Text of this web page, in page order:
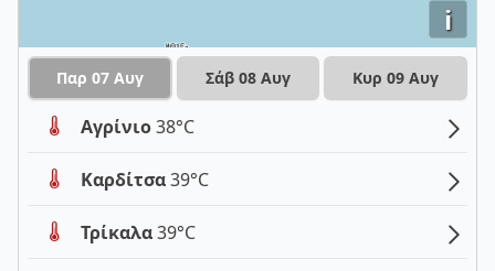
i
Παρ 07 Αυγ Σάβ 08 Αυγ Κυρ 09 Αυγ
Αγρίνιο38°C
Καρδίτσα39°C
Τρίκαλα39°C